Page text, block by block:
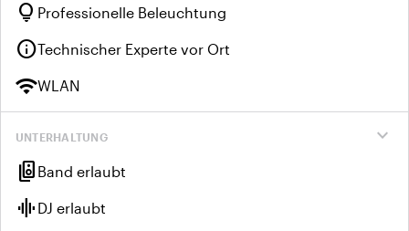
lightbulb Professionelle Beleuchtung
infoTechnischer Experte vor Ort
wifiWLAN
expand_more
UNTERHALTUNG
speaker_group Band erlaubt
graphic_eq DJ erlaubt